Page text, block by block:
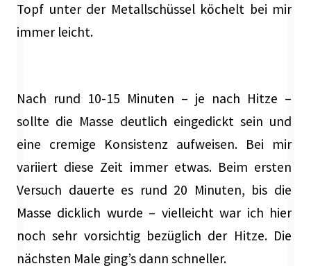
Topf unter der Metallschüssel köchelt bei mir
immer leicht.
Nach rund 10-15 Minuten – je nach Hitze –
sollte die Masse deutlich eingedickt sein und
eine cremige Konsistenz aufweisen. Bei mir
variiert diese Zeit immer etwas. Beim ersten
Versuch dauerte es rund 20 Minuten, bis die
Masse dicklich wurde – vielleicht war ich hier
noch sehr vorsichtig bezüglich der Hitze. Die
nächsten Male ging’s dann schneller.